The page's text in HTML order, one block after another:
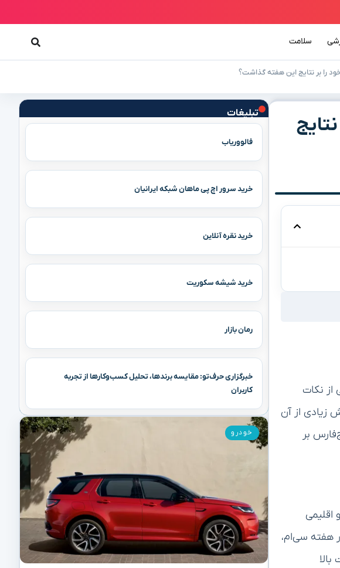
سلامت
را بر نتایج این هفته گذاشت؟
تبلیغات
فالووریاب
خرید سرور اچ پی ماهان شبکه ایرانیان
خرید نقره آنلاین
خرید شیشه سکوریت
رمان بازار
خبرگزاری حرف‌تو: مقایسه برندها، تحلیل کسب‌وکارها از تجربه
کاربران
خودرو
از نکات
زیادی از آن
بر
هفته سی‌ام،